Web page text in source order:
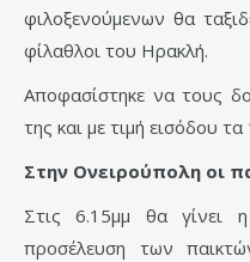
φιλοξενούμενων θα
φίλαθλοι του Ηρακλή.
Αποφασίστηκε να τους
της και με τιμή εισόδου
Στην Ονειρούπολη οι
Στις 6.15μμ θα γίνει
προσέλευση των